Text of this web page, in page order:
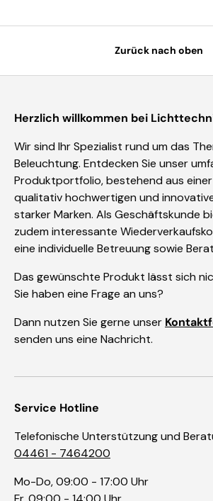
Zurück nach oben
Herzlich willkommen bei
Wir sind Ihr Spezialist rund um das
Beleuchtung. Entdecken Sie unser
Produktportfolio, bestehend aus einer
qualitativ hochwertigen und
starker Marken. Als Geschäftskunde
zudem interessante
eine individuelle Betreuung sowie
Das gewünschte Produkt lässt sich
Sie haben eine Frage an uns?
Dann nutzen Sie gerne unser
senden uns eine Nachricht.
Service Hotline
Telefonische Unterstützung und
04461 - 7464200
Mo-Do, 09:00 - 17:00 Uhr